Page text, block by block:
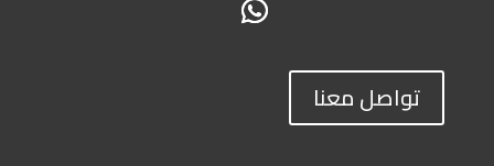
تواصل معنا